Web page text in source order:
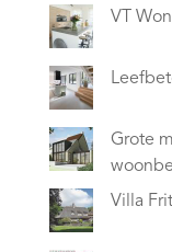
VT
Grote
Villa